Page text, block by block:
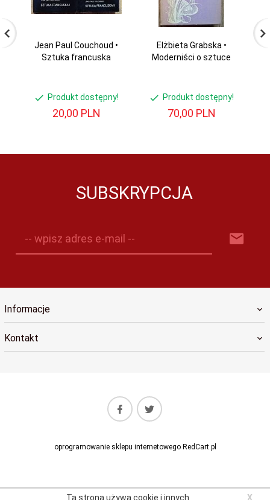
Jean Paul Couchoud •
Sztuka francuska
Produkt dostępny!
20,00 PLN
Elżbieta Grabska •
Moderniści o sztuce
Produkt dostępny!
70,00 PLN
SUBSKRYPCJA
-- wpisz adres e-mail --
Informacje
Kontakt
oprogramowanie sklepu internetowegoRedCart.pl
Ta strona używa cookie i innych X